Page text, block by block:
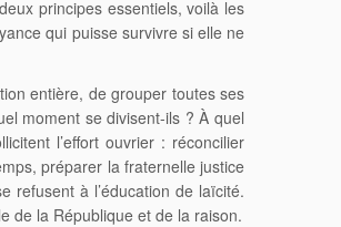
principes essentiels, voilà les
qui puisse survivre si elle ne
entière, de grouper toutes ses
moment se divisent-ils ? À quel
l’effort ouvrier : réconcilier
préparer la fraternelle justice
refusent à l’éducation de laïcité.
de la République et de la raison.